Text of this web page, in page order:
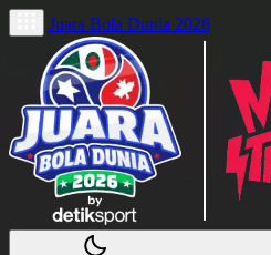
Juara Bola Dunia 2026